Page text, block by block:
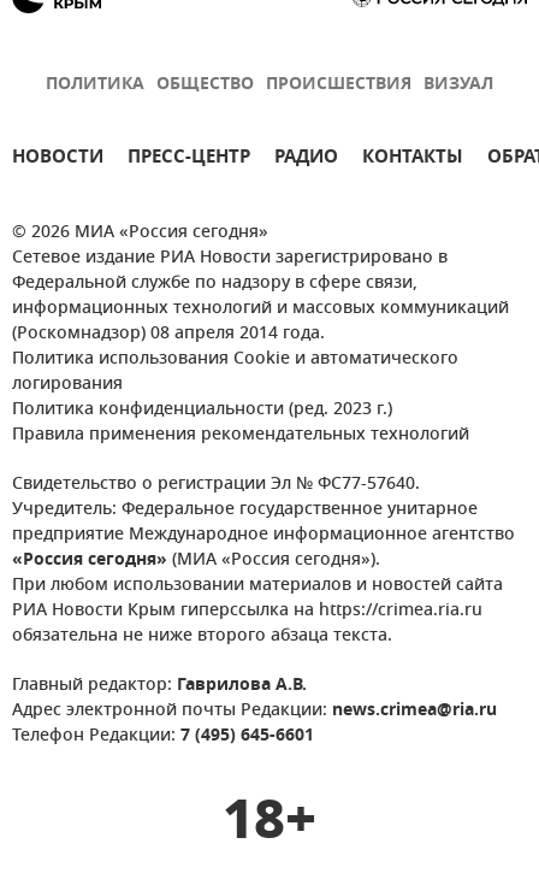
ПОЛИТИКА ОБЩЕСТВО ПРОИСШЕСТВИЯ ВИЗУАЛ
НОВОСТИ ПРЕСС-ЦЕНТР РАДИО КОНТАКТЫ
© 2026 МИА «Россия сегодня»
Сетевое издание РИА Новости зарегистрировано в
Федеральной службе по надзору в сфере связи,
информационных технологий и массовых коммуникаций
(Роскомнадзор) 08 апреля 2014 года.
Политика использования Cookie и автоматического
логирования
Политика конфиденциальности (ред. 2023 г.)
Правила применения рекомендательных технологий
Свидетельство о регистрации Эл № ФС77-57640.
Учредитель: Федеральное государственное унитарное
предприятие Международное информационное агентство
«Россия сегодня» (МИА «Россия сегодня»).
При любом использовании материалов и новостей сайта
РИА Новости Крым гиперссылка на https://crimea.ria.ru
обязательна не ниже второго абзаца текста.
Главный редактор: Гаврилова А.В.
Адрес электронной почты Редакции: news.crimea@ria.ru
Телефон Редакции: 7 (495) 645-6601
18+